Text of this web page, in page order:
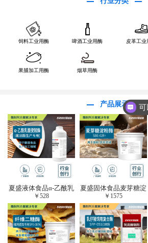
饲料工业用酶 啤酒工业用酶 皮革工业
果脯加工用酶 烟草用酶
产品展示
夏盛液体食品α-乙酰乳
酸脱羧酶(酱油醋生产
专用)FDY-3206
￥528
夏盛固体食品麦芽糖淀
粉酶(烘焙及面粉改良
用酶/发酵类食品可
用)FDG-0012
￥ 1575